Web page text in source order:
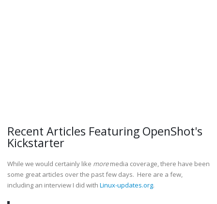
Recent Articles Featuring OpenShot's
Kickstarter
While we would certainly like moremedia coverage, there have been
some great articles over the past few days. Here are a few,
including an interview I did with Linux-updates.org.